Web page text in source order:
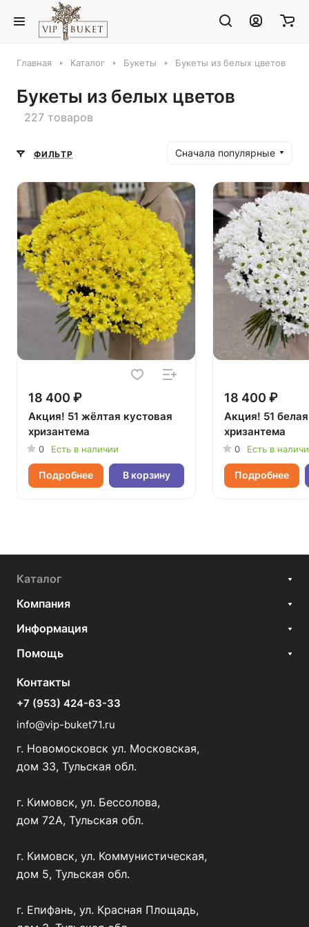
Главная Каталог Букеты Букеты из белых цветов
Букеты из белых цветов
227 товаров
ФИЛЬТР Сначала популярные
18 400 ₽
Акция! 51 жёлтая кустовая
хризантема
0 Есть в наличии
Подробнее В корзину
18 400 ₽
Акция! 51
хризантема
0 Есть в
Подробнее
Каталог
Компания
Информация
Помощь
Контакты
+7 (953) 424-63-33
info@vip-buket71.ru
г. Новомосковск ул. Московская,
дом 33, Тульская обл.
г. Кимовск, ул. Бессолова,
дом 72А, Тульская обл.
г. Кимовск, ул. Коммунистическая,
дом 5, Тульская обл.
г. Епифань, ул. Красная Площадь,